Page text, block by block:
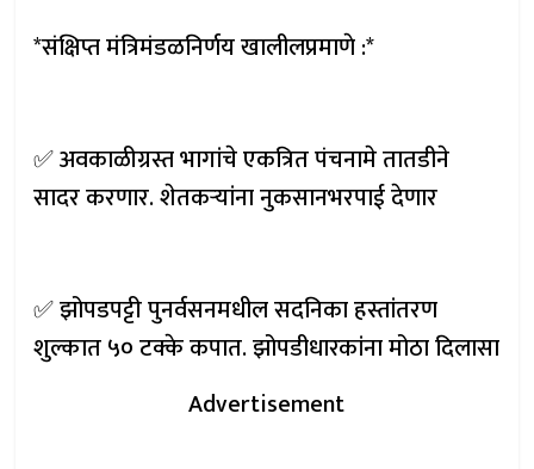
*संक्षिप्त मंत्रिमंडळनिर्णय खालीलप्रमाणे :*
✅ अवकाळीग्रस्त भागांचे एकत्रित पंचनामे तातडीने
सादर करणार. शेतकऱ्यांना नुकसानभरपाई देणार
✅ झोपडपट्टी पुनर्वसनमधील सदनिका हस्तांतरण
शुल्कात ५० टक्के कपात. झोपडीधारकांना मोठा दिलासा
Advertisement